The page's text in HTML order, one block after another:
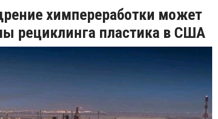
химпереработки может
рециклинга пластика в США